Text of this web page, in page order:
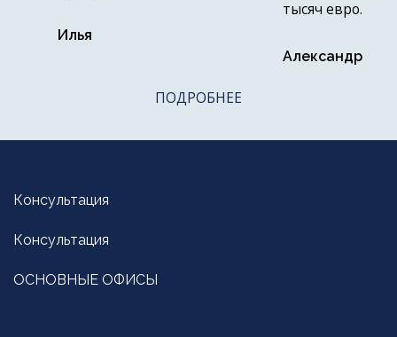
Илья
тысяч евро.
Александр
ПОДРОБНЕЕ
Консультация
Консультация
ОСНОВНЫЕ ОФИСЫ